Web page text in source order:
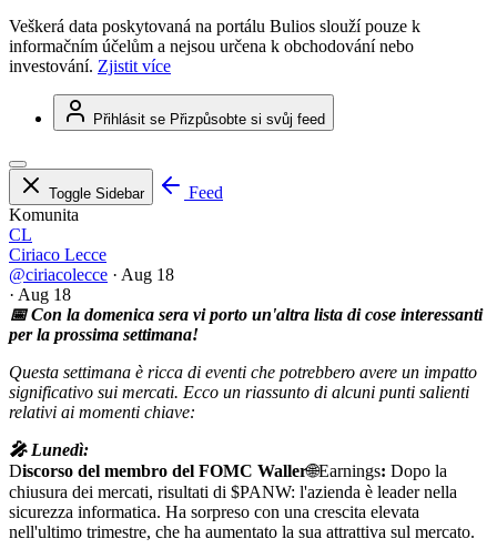
Veškerá data poskytovaná na portálu Bulios slouží pouze k
informačním účelům a nejsou určena k obchodování nebo
investování. Zjistit více
Přihlásit se Přizpůsobte si svůj feed
Toggle Sidebar
Feed
Komunita
CL
Ciriaco Lecce
@ciriacolecce · Aug 18
· Aug 18
📅 Con la domenica sera vi porto un'altra lista di cose interessanti
per la prossima settimana!
Questa settimana è ricca di eventi che potrebbero avere un impatto
significativo sui mercati. Ecco un riassunto di alcuni punti salienti
relativi ai momenti chiave:
🎤 Lunedì:
Discorso del membro del FOMC Waller🌐Earnings: Dopo la
chiusura dei mercati, risultati di $PANW: l'azienda è leader nella
sicurezza informatica. Ha sorpreso con una crescita elevata
nell'ultimo trimestre, che ha aumentato la sua attrattiva sul mercato.